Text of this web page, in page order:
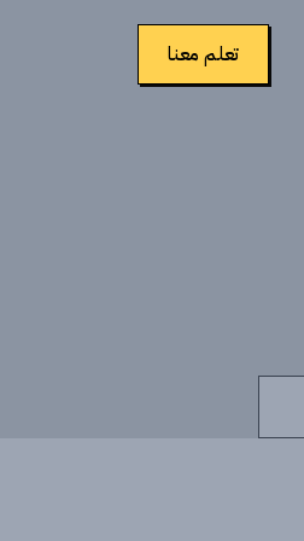
تعلم معنا